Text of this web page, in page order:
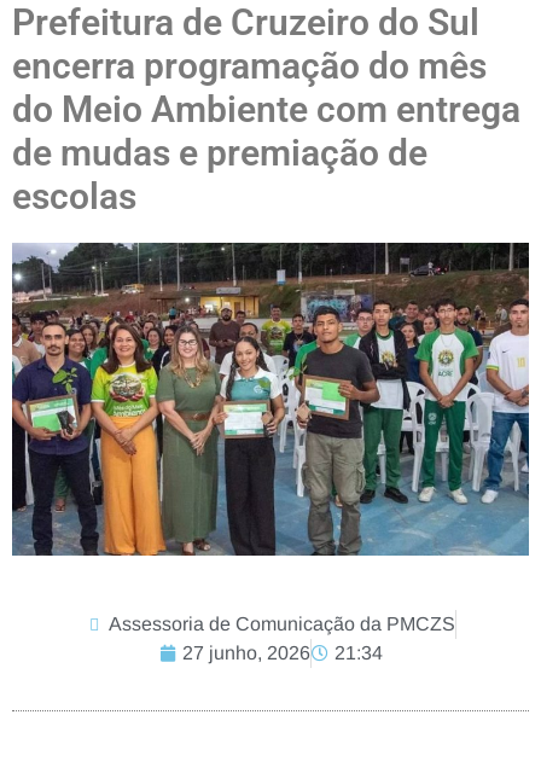
Prefeitura de Cruzeiro do Sul
encerra programação do mês
do Meio Ambiente com entrega
de mudas e premiação de
escolas
Assessoria de Comunicação da PMCZS
27 junho, 2026
21:34